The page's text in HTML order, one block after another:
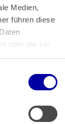
Medien,
führen diese
oder die sie
haben.